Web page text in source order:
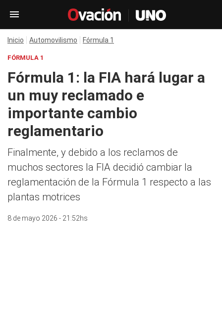
Inicio Automovilismo Fórmula 1
FÓRMULA 1
Fórmula 1: la FIA hará lugar a
un muy reclamado e
importante cambio
reglamentario
Finalmente, y debido a los reclamos de
muchos sectores la FIA decidió cambiar la
reglamentación de la Fórmula 1 respecto a las
plantas motrices
8 de mayo 2026 - 21:52hs